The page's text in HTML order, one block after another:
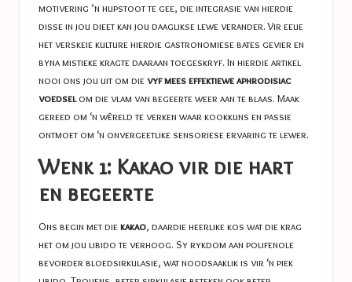
motivering ’n hupstoot te gee, die integrasie van hierdie
disse in jou dieet kan jou daaglikse lewe verander. Vir eeue
het verskeie kulture hierdie gastronomiese bates gevier en
byna mistieke kragte daaraan toegeskryf. In hierdie artikel
nooi ons jou uit om dievyf mees effektiewe aphrodisiac
voedselom die vlam van begeerte weer aan te blaas. Maak
gereed om ‘n wêreld te verken waar kookkuns en passie
ontmoet om ‘n onvergeetlike sensoriese ervaring te lewer.
Wenk 1: Kakao vir die hart
en begeerte
Ons begin met diekakao, daardie heerlike kos wat die krag
het om jou libido te verhoog. Sy rykdom aan polifenole
bevorder bloedsirkulasie, wat noodsaaklik is vir ‘n piek